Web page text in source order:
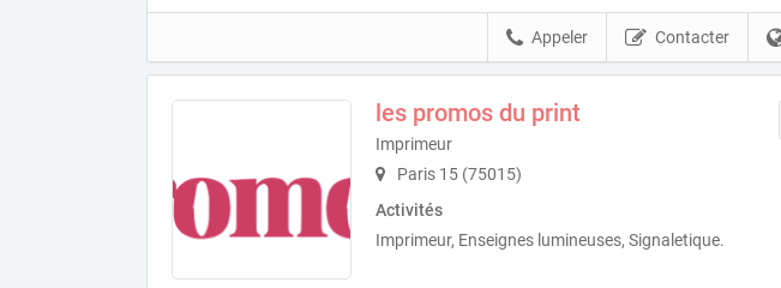
Contacter
Appeler
les promos du print
Imprimeur
Paris 15 (75015)
Activités
Imprimeur, Enseignes lumineuses, Signaletique.